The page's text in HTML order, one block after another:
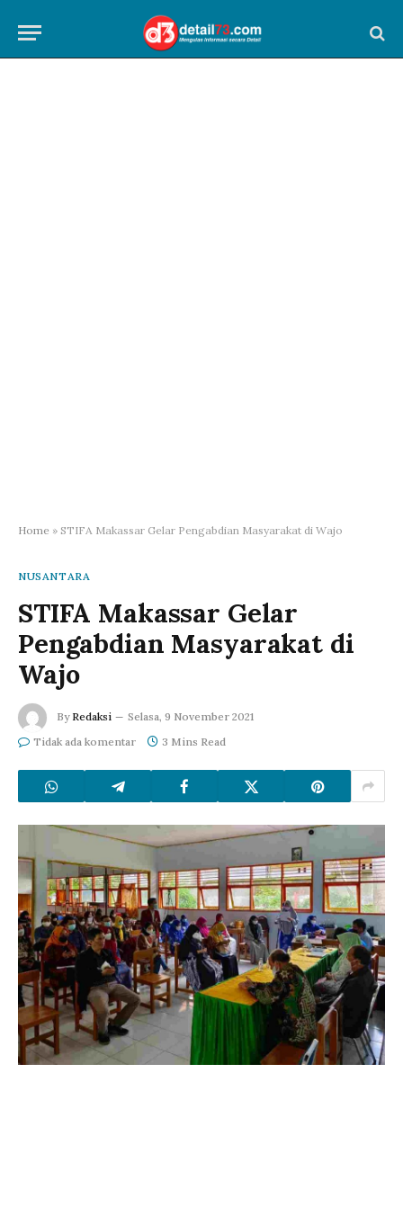
Home » STIFA Makassar Gelar Pengabdian Masyarakat di Wajo
NUSANTARA
STIFA Makassar Gelar
Pengabdian Masyarakat di
Wajo
By Redaksi
Selasa, 9 November 2021
Tidak ada komentar
3 Mins Read